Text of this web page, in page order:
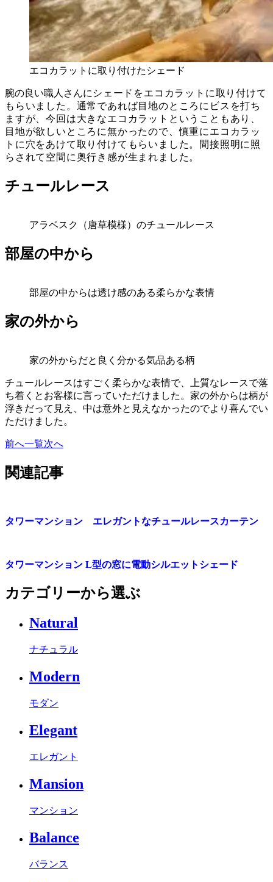
エコカラットに取り付けたシェード
腕の良い職人さんに シェードをエコカラットに取り付けて
もらいました。通常であれば目地のところにビスを打ち
ますが、今回は大きなエコカラットということもあり、
目地が欲しいところに無かったので、慎重にエコカラッ
トに穴をあけて取り付けてもらいました。間接照明に照
らされて空間に奥行き感が生まれました。
チュールレース
アラベスク（唐草模様）のチュールレース
部屋の中から
部屋の中からは透け感のある柔らかな表情
家の外から
家の外からだと良く分かる気品ある柄
チュールレースはすごく柔らかな表情で、上質なレースで落
ち着くとお客様に言っていただけました。家の外からは柄が
浮きだって見え、中は意外と見えなかったのでより喜んでい
ただけました。
前へ一覧次へ
関連記事
タワーマンション エレガントなチュールレースカーテン
タワーマンション L型の窓に電動シルエットシェード
カテゴリーから選ぶ
Natural
ナチュラル
Modern
モダン
Elegant
エレガント
Mansion
マンション
Balance
バランス